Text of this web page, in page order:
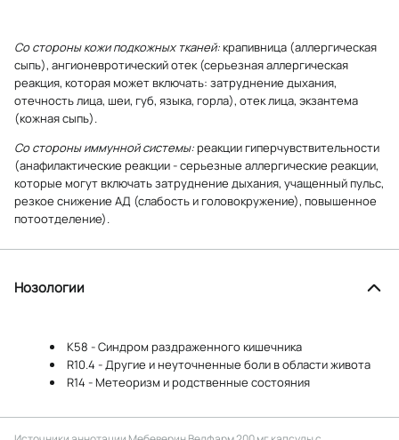
Со стороны кожи подкожных тканей: крапивница (аллергическая
сыпь), ангионевротический отек (серьезная аллергическая
реакция, которая может включать: затруднение дыхания,
отечность лица, шеи, губ, языка, горла), отек лица, экзантема
(кожная сыпь).
Со стороны иммунной системы: реакции гиперчувствительности
(анафилактические реакции - серьезные аллергические реакции,
которые могут включать затруднение дыхания, учащенный пульс,
резкое снижение АД (слабость и головокружение), повышенное
потоотделение).
Нозологии
K58 - Синдром раздраженного кишечника
R10.4 - Другие и неуточненные боли в области живота
R14 - Метеоризм и родственные состояния